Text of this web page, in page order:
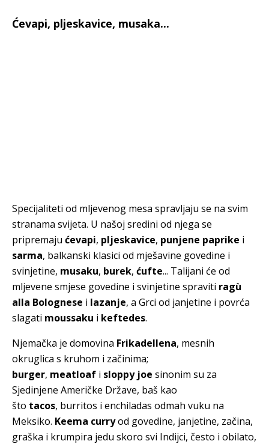
Ćevapi, pljeskavice, musaka...
Specijaliteti od mljevenog mesa spravljaju se na svim
stranama svijeta. U našoj sredini od njega se
pripremaju ćevapi, pljeskavice, punjene paprike i
sarma, balkanski klasici od mješavine govedine i
svinjetine, musaku, burek, ćufte... Talijani će od
mljevene smjese govedine i svinjetine spraviti ragù
alla Bolognese i lazanje, a Grci od janjetine i povrća
slagati moussaku i keftedes.
Njemačka je domovina Frikadellena, mesnih
okruglica s kruhom i začinima;
burger, meatloaf i sloppy joe sinonim su za
Sjedinjene Američke Države, baš kao
što tacos, burritos i enchiladas odmah vuku na
Meksiko. Keema curryod govedine, janjetine, začina,
graška i krumpira jedu skoro svi Indijci, često i obilato,